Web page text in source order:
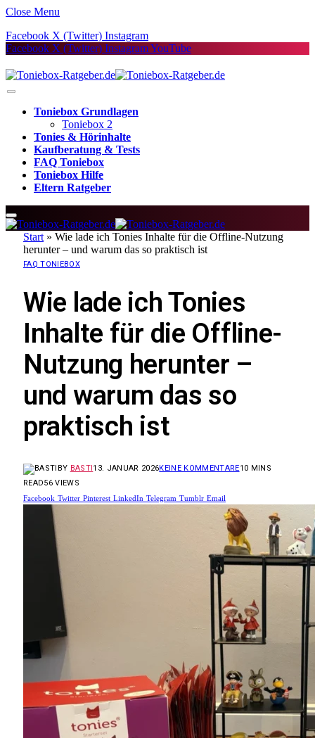
Close Menu
Facebook X (Twitter) Instagram
Facebook X (Twitter) InstagramYouTube
Toniebox Grundlagen
Toniebox 2
Tonies & Hörinhalte
Kaufberatung & Tests
FAQ Toniebox
Toniebox Hilfe
Eltern Ratgeber
Start » Wie lade ich Tonies Inhalte für die Offline-Nutzung
herunter – und warum das so praktisch ist
FAQ TONIEBOX
Wie lade ich Tonies
Inhalte für die Offline-
Nutzung herunter –
und warum das so
praktisch ist
BY BASTI13. JANUAR 2026KEINE KOMMENTARE10 MINS
READ56VIEWS
Facebook Twitter Pinterest LinkedIn Telegram Tumblr Email